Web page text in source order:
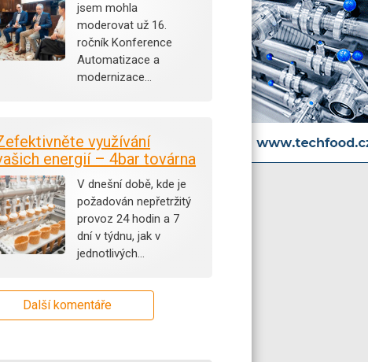
jsem mohla
moderovat už 16.
ročník Konference
Automatizace a
modernizace…
využívání
energií – 4bar továrna
V dnešní době, kde je
požadován nepřetržitý
provoz 24 hodin a 7
dní v týdnu, jak v
jednotlivých…
Další komentáře